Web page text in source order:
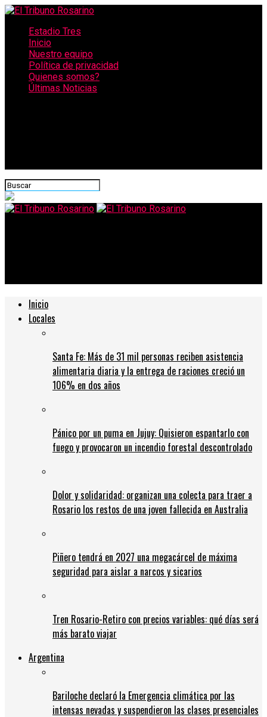
Estadio Tres
Inicio
Nuestro equipo
Política de privacidad
Quienes somos?
Últimas Noticias
Inicio
Locales
Santa Fe: Más de 31 mil personas reciben asistencia
alimentaria diaria y la entrega de raciones creció un
106% en dos años
Pánico por un puma en Jujuy: Quisieron espantarlo con
fuego y provocaron un incendio forestal descontrolado
Dolor y solidaridad: organizan una colecta para traer a
Rosario los restos de una joven fallecida en Australia
Piñero tendrá en 2027 una megacárcel de máxima
seguridad para aislar a narcos y sicarios
Tren Rosario-Retiro con precios variables: qué días será
más barato viajar
Argentina
Bariloche declaró la Emergencia climática por las
intensas nevadas y suspendieron las clases presenciales